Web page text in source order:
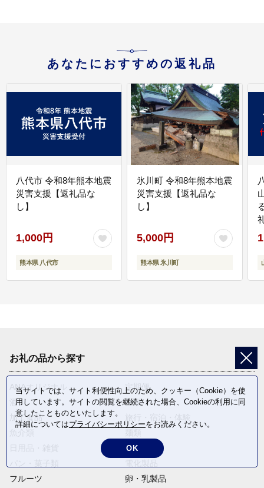
あなたにおすすめの返礼品
八代市 令和8年熊本地震
災害支援【返礼品な
し】
1,000円
熊本県 八代市
氷川町 令和8年熊本地震
災害支援【返礼品な
し】
5,000円
熊本県 氷川町
お礼の品から探す
ANAオリジナル
定期便
酒
肉類
加工食品
野菜
フルーツ
卵・乳製品
当サイトでは、サイト利便性向上のため、クッキー（Cookie）を使
用しています。サイトの閲覧を継続された場合、Cookieの利用に同
意したことものといたします。
詳細についてはプライバシーポリシーをお読みください。
OK